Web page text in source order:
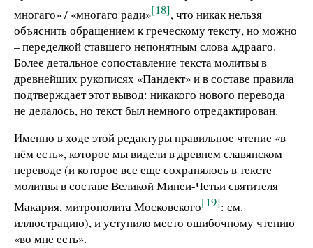
многаго» / «многаго ради»[18], что никак нельзя
объяснить обращением к греческому тексту, но можно
– переделкой ставшего непонятным слова ѧдрааго.
Более детальное сопоставление текста молитвы в
древнейших рукописях «Пандект» и в составе правила
подтверждает этот вывод: никакого нового перевода
не делалось, но текст был немного отредактирован.
Именно в ходе этой редактуры правильное чтение «в
нём есть», которое мы видели в древнем славянском
переводе (и которое все еще сохранялось в тексте
молитвы в составе Великой Минеи-Четьи святителя
Макария, митрополита Московского[19]: см.
иллюстрацию), и уступило место ошибочному чтению
«во мне есть».